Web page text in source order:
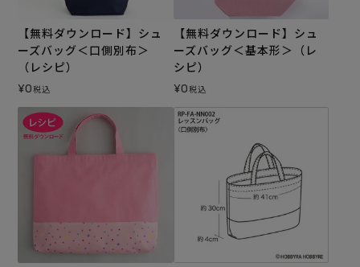
【無料ダウンロード】シュ
ーズバッグ＜口側別布＞
（レシピ）
¥0税込
【無料ダウンロード】シュ
ーズバッグ＜基本形＞（レ
シピ）
¥0税込